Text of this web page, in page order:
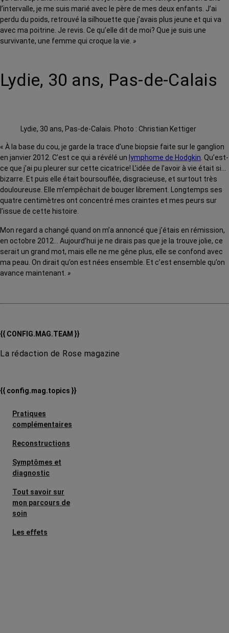
l’intervalle, je me suis marié avec le père de mes deux enfants. J’ai
perdu du poids, retrouvé la silhouette que j’avais plus jeune et qui va
avec ma poitrine. Je revis. Ce qu’elle dit de moi? Que je suis une
survivante, une femme qui croque la vie. »
Lydie, 30 ans, Pas-de-Calais
Lydie, 30 ans, Pas-de-Calais. Photo : Christian Kettiger
« À la base du cou, je garde la trace d’une biopsie faite sur le ganglion
en janvier 2012. C’est ce qui a révélé un lymphome de Hodgkin . Qu’est-
ce que j’ai pu pleurer sur cette cicatrice! L’idée de l’avoir à vie était si…
bizarre. Et puis elle était boursouflée, disgracieuse, et surtout très
douloureuse. Elle m’empêchait de bouger librement. Longtemps ses
quatre centimètres ont concentré mes craintes et mes peurs sur
l’issue de cette histoire.
Mon regard a changé quand on m’a annoncé que j’étais en rémission,
en octobre 2012… Aujourd’hui je ne dirais pas que je la trouve jolie, ce
serait un grand mot, mais elle ne me gêne plus, elle se confond avec
ma peau. On dirait qu’on est nées ensemble. Et c’est ensemble qu’on
avance maintenant. »
{{ CONFIG.MAG.TEAM }}
La rédaction de Rose magazine
{{ config.mag.topics }}
Pratiques
complémentaires
Reconstructions
Symptômes et
diagnostic
Tout savoir sur
mon parcours de
soin
Les effets